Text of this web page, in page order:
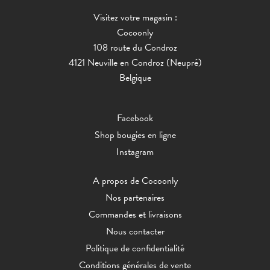
Visitez votre magasin :
Cocoonly
108 route du Condroz
4121 Neuville en Condroz (Neupré)
Belgique
Facebook
Shop bougies en ligne
Instagram
A propos de Cocoonly
Nos partenaires
Commandes et livraisons
Nous contacter
Politique de confidentialité
Conditions générales de vente